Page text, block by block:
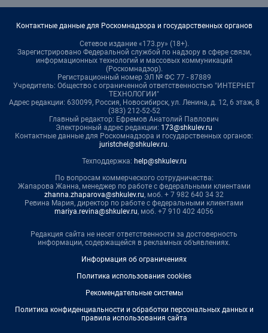
Контактные данные для Роскомнадзора и государственных органов
Сетевое издание «173.ру» (18+).
Зарегистрировано Федеральной службой по надзору в сфере связи,
информационных технологий и массовых коммуникаций
(Роскомнадзор).
Регистрационный номер ЭЛ № ФС 77 - 87889
Учредитель: Общество с ограниченной ответственностью "ИНТЕРНЕТ
ТЕХНОЛОГИИ"
Адрес редакции: 630099, Россия, Новосибирск, ул. Ленина, д. 12, 6 этаж, 8
(383) 212-52-52
Главный редактор: Ефремов Анатолий Павлович
Электронный адрес редакции: 173@shkulev.ru
Контактные данные для Роскомнадзора и государственных органов:
juristchel@shkulev.ru.
Техподдержка: help@shkulev.ru
По вопросам коммерческого сотрудничества:
Жапарова Жанна, менеджер по работе с федеральными клиентами
zhanna.zhaparova@shkulev.ru, моб. + 7 982 640 34 32
Ревина Мария, директор по работе с федеральными клиентами
mariya.revina@shkulev.ru, моб. +7 910 402 4056
Редакция сайта не несет ответственности за достоверность
информации, содержащейся в рекламных объявлениях.
Информация об ограничениях
Политика использования cookies
Рекомендательные системы
Политика конфиденциальности и обработки персональных данных и
правила использования сайта